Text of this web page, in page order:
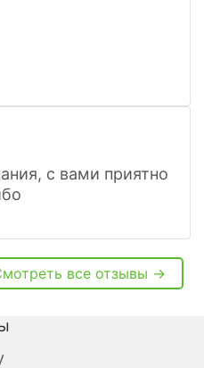
с вами приятно
все отзывы →